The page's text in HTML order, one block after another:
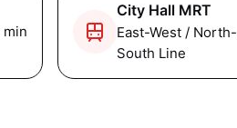
min
City Hall MRT
East-West / North-
South Line